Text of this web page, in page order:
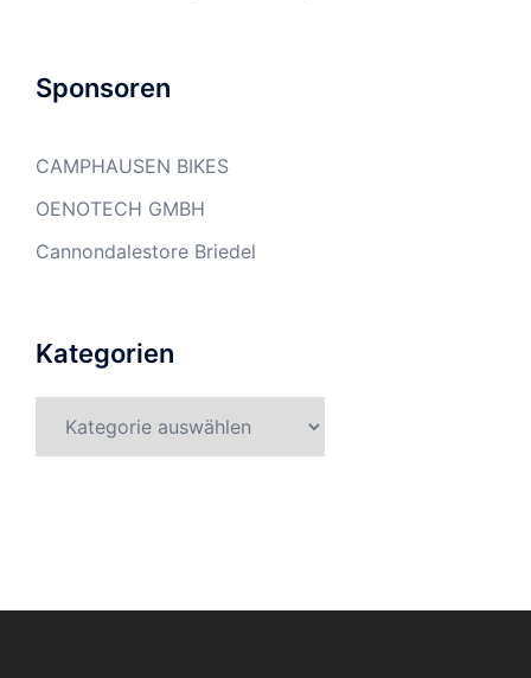
Sponsoren
CAMPHAUSEN BIKES
OENOTECH GMBH
Cannondalestore Briedel
Kategorien